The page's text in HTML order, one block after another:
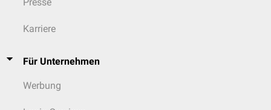
Karriere
Für Unternehmen
Werbung